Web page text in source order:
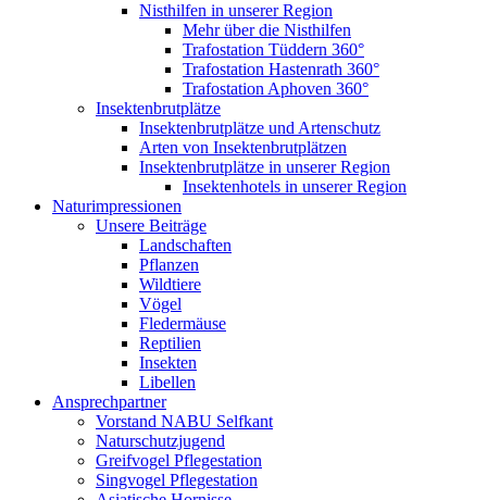
Nisthilfen in unserer Region
Mehr über die Nisthilfen
Trafostation Tüddern 360°
Trafostation Hastenrath 360°
Trafostation Aphoven 360°
Insektenbrutplätze
Insektenbrutplätze und Artenschutz
Arten von Insektenbrutplätzen
Insektenbrutplätze in unserer Region
Insektenhotels in unserer Region
Naturimpressionen
Unsere Beiträge
Landschaften
Pflanzen
Wildtiere
Vögel
Fledermäuse
Reptilien
Insekten
Libellen
Ansprechpartner
Vorstand NABU Selfkant
Naturschutzjugend
Greifvogel Pflegestation
Singvogel Pflegestation